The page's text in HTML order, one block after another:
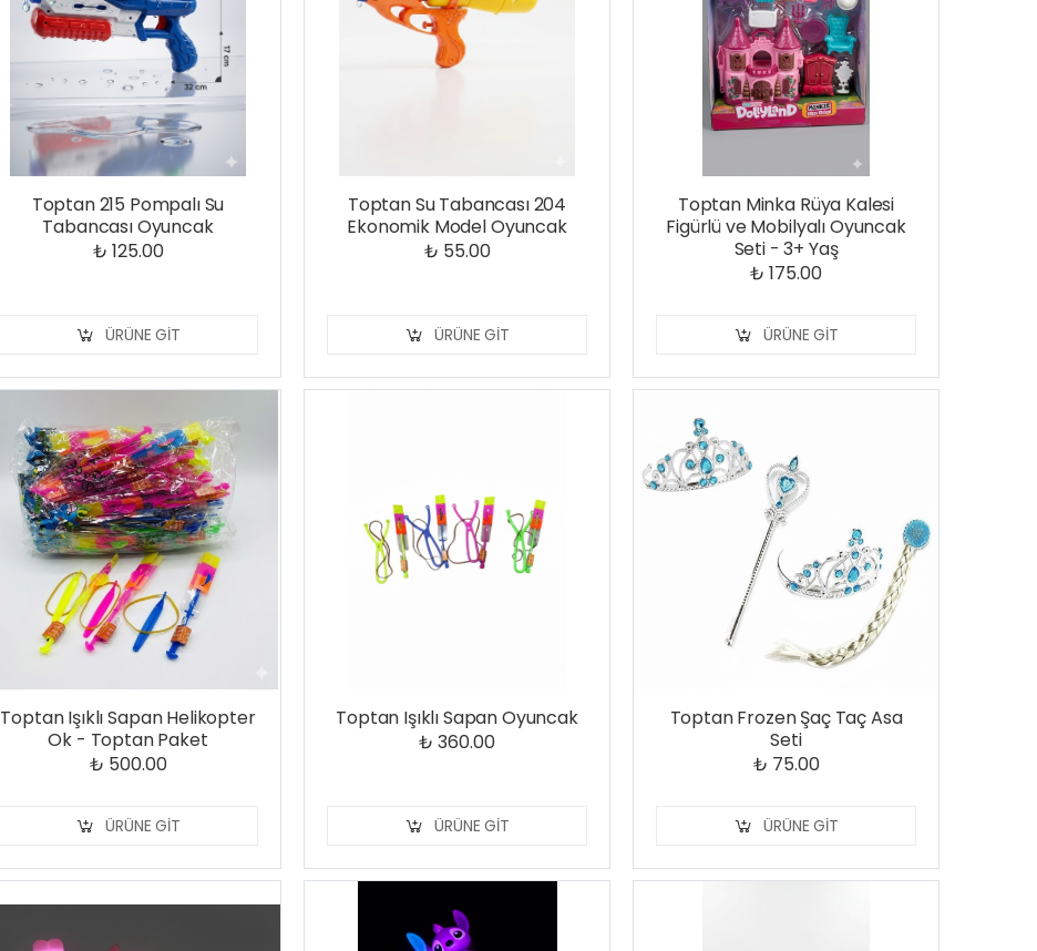
Toptan 215 Pompalı Su
Tabancası Oyuncak
₺ 125.00
ÜRÜNE GIT
Toptan Su Tabancası 204
Ekonomik Model Oyuncak
₺ 55.00
ÜRÜNE GIT
Toptan Minka Rüya Kalesi
Figürlü ve Mobilyalı Oyuncak
Seti - 3+ Yaş
₺ 175.00
ÜRÜNE GIT
Toptan Işıklı Sapan Helikopter
Ok - Toptan Paket
₺ 500.00
ÜRÜNE GIT
Toptan Işıklı Sapan Oyuncak
₺ 360.00
ÜRÜNE GIT
Toptan Frozen Şaç Taç Asa
Seti
₺ 75.00
ÜRÜNE GIT